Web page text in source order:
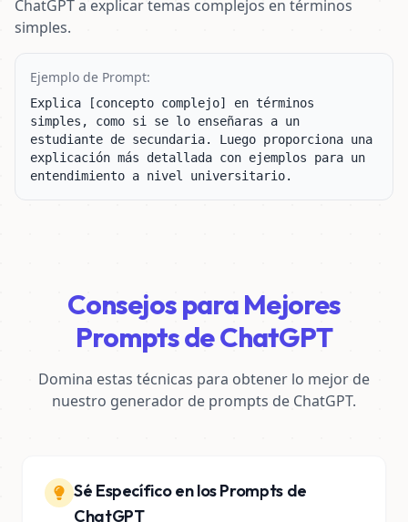
ChatGPT a explicar temas complejos en términos
simples.
Ejemplo de Prompt:
Explica [concepto complejo] en términos
simples, como si se lo enseñaras a un
estudiante de secundaria. Luego proporciona una
explicación más detallada con ejemplos para un
entendimiento a nivel universitario.
Consejos para Mejores
Prompts de ChatGPT
Domina estas técnicas para obtener lo mejor de
nuestro generador de prompts de ChatGPT.
Sé Específico en los Prompts de
ChatGPT